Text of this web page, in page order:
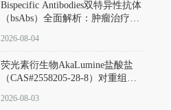
Bispecific Antibodies双特异性抗体
（bsAbs）全面解析：肿瘤治疗的
2026-08-04
荧光素衍生物AkaLumine盐酸盐
（CAS#2558205-28-8）对重组萤
数（Km）为2.06 μM；其近红外
2026-08-03